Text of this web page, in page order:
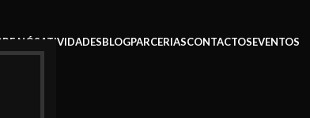
NÓS ATIVIDADESBLOGPARCERIASCONTACTOSEVENTOS